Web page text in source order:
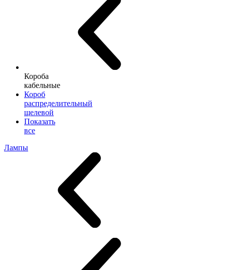
Короба
кабельные
Короб
распределительный
щелевой
Показать
все
Лампы